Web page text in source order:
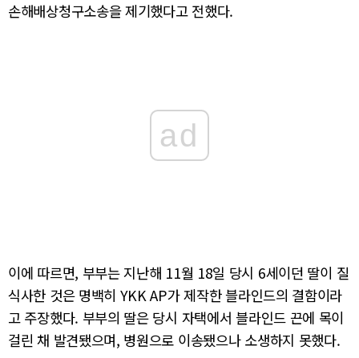
손해배상청구소송을 제기했다고 전했다.
ad
이에 따르면, 부부는 지난해 11월 18일 당시 6세이던 딸이 질
식사한 것은 명백히 YKK AP가 제작한 블라인드의 결함이라
고 주장했다. 부부의 딸은 당시 자택에서 블라인드 끈에 목이
걸린 채 발견됐으며, 병원으로 이송됐으나 소생하지 못했다.